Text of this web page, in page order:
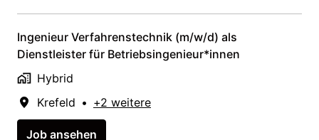
Ingenieur Verfahrenstechnik (m/w/d) als
Dienstleister für Betriebsingenieur*innen
Hybrid
Krefeld • +2 weitere
Job ansehen